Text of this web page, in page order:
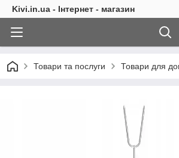
Kivi.in.ua - Інтернет - магазин
Товари та послуги Товари для